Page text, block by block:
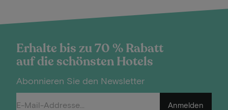
Erhalte bis zu 70 % Rabatt
auf die schönsten Hotels
Abonnieren Sie den Newsletter
Anmelden